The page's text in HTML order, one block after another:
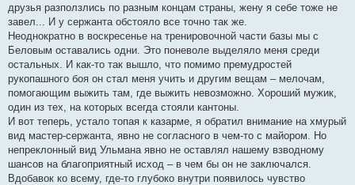
друзья разползлись по разным концам страны, жену я себе тоже не
завел... И у сержанта обстояло все точно так же.
Неоднократно в воскресенье на тренировочной части базы мы с
Беловым оставались одни. Это поневоле выделяло меня среди
остальных. И как-то так вышло, что помимо премудростей
рукопашного боя он стал меня учить и другим вещам – мелочам,
помогающим выжить там, где выжить невозможно. Хороший мужик,
один из тех, на которых всегда стояли кантоны.
И вот теперь, устало топая к казарме, я обратил внимание на хмурый
вид мастер-сержанта, явно не согласного в чем-то с майором. Но
непреклонный вид Ульмана явно не оставлял нашему взводному
шансов на благоприятный исход – в чем бы он не заключался.
Вдобавок ко всему, где-то глубоко внутри появилось чувство